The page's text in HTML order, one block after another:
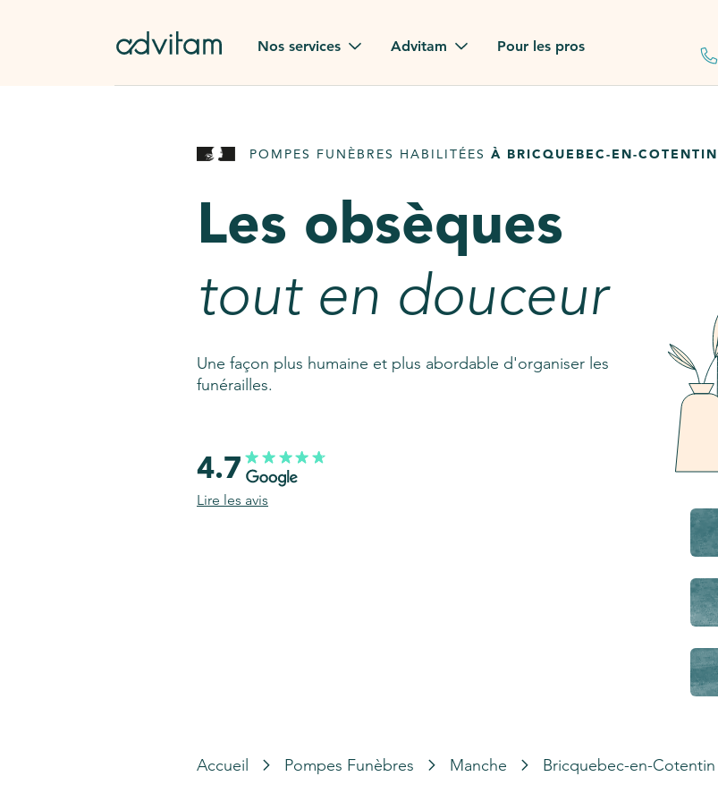
Nos services
Rapatriement à
Pierre tombale
AssistGPT
Nos services en plus
Advitam
Advitam dans la presse
Consultez notre FAQ
Pour les pros
POMPES FUNÈBRES HABILITÉES À BRICQUEBEC-EN-COTENTIN
Les obsèques
tout en douceur
Une façon plus humaine et plus abordable d'organiser les
funérailles.
4.7
Lire les avis
Accueil Pompes Funèbres Manche Bricquebec-en-Cotentin